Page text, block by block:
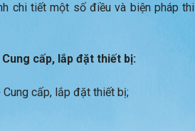
chi tiết một số điều và biện pháp thi
cấp, lắp đặt thiết bị:
cấp, lắp đặt thiết bị;